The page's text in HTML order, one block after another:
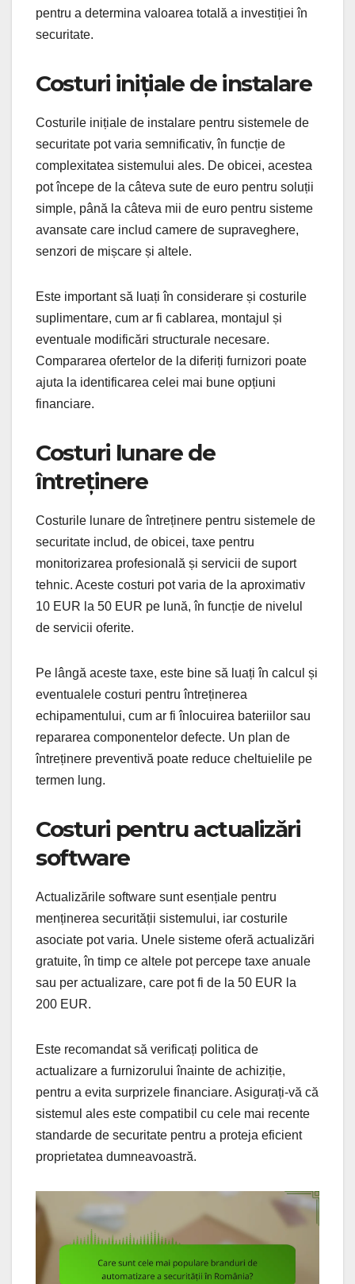
pentru a determina valoarea totală a investiției în
securitate.
Costuri inițiale de instalare
Costurile inițiale de instalare pentru sistemele de
securitate pot varia semnificativ, în funcție de
complexitatea sistemului ales. De obicei, acestea
pot începe de la câteva sute de euro pentru soluții
simple, până la câteva mii de euro pentru sisteme
avansate care includ camere de supraveghere,
senzori de mișcare și altele.
Este important să luați în considerare și costurile
suplimentare, cum ar fi cablarea, montajul și
eventuale modificări structurale necesare.
Compararea ofertelor de la diferiți furnizori poate
ajuta la identificarea celei mai bune opțiuni
financiare.
Costuri lunare de
întreținere
Costurile lunare de întreținere pentru sistemele de
securitate includ, de obicei, taxe pentru
monitorizarea profesională și servicii de suport
tehnic. Aceste costuri pot varia de la aproximativ
10 EUR la 50 EUR pe lună, în funcție de nivelul
de servicii oferite.
Pe lângă aceste taxe, este bine să luați în calcul și
eventualele costuri pentru întreținerea
echipamentului, cum ar fi înlocuirea bateriilor sau
repararea componentelor defecte. Un plan de
întreținere preventivă poate reduce cheltuielile pe
termen lung.
Costuri pentru actualizări
software
Actualizările software sunt esențiale pentru
menținerea securității sistemului, iar costurile
asociate pot varia. Unele sisteme oferă actualizări
gratuite, în timp ce altele pot percepe taxe anuale
sau per actualizare, care pot fi de la 50 EUR la
200 EUR.
Este recomandat să verificați politica de
actualizare a furnizorului înainte de achiziție,
pentru a evita surprizele financiare. Asigurați-vă că
sistemul ales este compatibil cu cele mai recente
standarde de securitate pentru a proteja eficient
proprietatea dumneavoastră.